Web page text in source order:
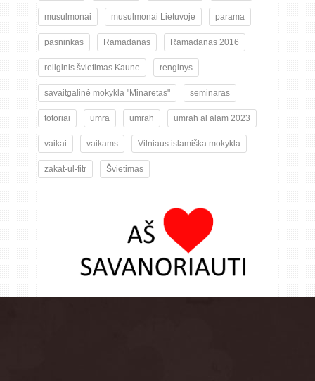
musulmonai musulmonai Lietuvoje parama
pasninkas Ramadanas Ramadanas 2016
religinis švietimas Kaune renginys
savaitgalinė mokykla "Minaretas" seminaras
totoriai umra umrah umrah al alam 2023
vaikai vaikams Vilniaus islamiška mokykla
zakat-ul-fitr Švietimas